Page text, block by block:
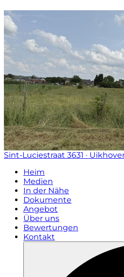
Sint-Luciestraat 3631 ·
Heim
Medien
In der Nähe
Dokumente
Angebot
Über uns
Bewertungen
Kontakt